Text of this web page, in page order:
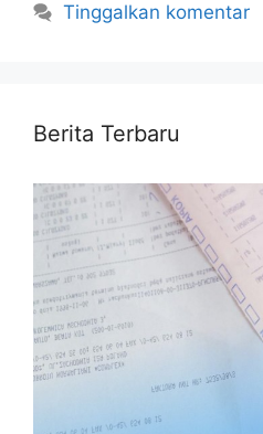
Tinggalkan komentar
Berita Terbaru